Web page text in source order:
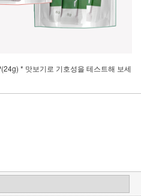
* 맛보기로 기호성을 테스트해 보세